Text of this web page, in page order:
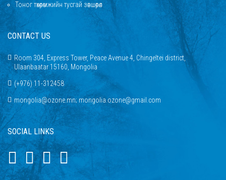
Тоног төхөөрөмжийн тусгай зөвшөөрөл
CONTACT US
Room 304, Express Tower, Peace Avenue 4, Chingeltei district,
Ulaanbaatar 15160, Mongolia
(+976) 11-312458
mongolia@ozone.mn; mongolia.ozone@gmail.com
SOCIAL LINKS